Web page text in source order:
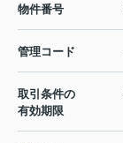
物件番号
管理コード
取引条件の
有効期限